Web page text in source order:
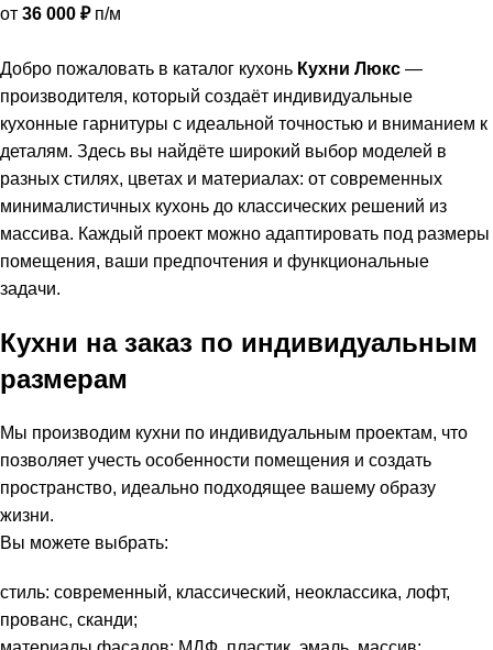
от 36 000 ₽п/м
Добро пожаловать в каталог кухонь Кухни Люкс —
производителя, который создаёт индивидуальные
кухонные гарнитуры с идеальной точностью и вниманием к
деталям. Здесь вы найдёте широкий выбор моделей в
разных стилях, цветах и материалах: от современных
минималистичных кухонь до классических решений из
массива. Каждый проект можно адаптировать под размеры
помещения, ваши предпочтения и функциональные
задачи.
Кухни на заказ по индивидуальным
размерам
Мы производим кухни по индивидуальным проектам, что
позволяет учесть особенности помещения и создать
пространство, идеально подходящее вашему образу
жизни.
Вы можете выбрать:
стиль: современный, классический, неоклассика, лофт,
прованс, сканди;